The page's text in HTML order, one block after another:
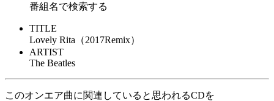
番組名で検索する
TITLE
Lovely Rita（2017Remix）
ARTIST
The Beatles
このオンエア曲に関連していると思われるCDを